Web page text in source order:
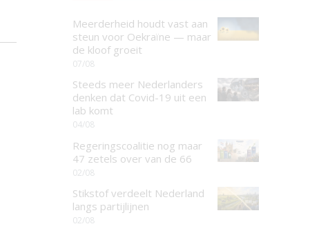
Meerderheid houdt vast aan
steun voor Oekraïne — maar
de kloof groeit
07/08
Steeds meer Nederlanders
denken dat Covid-19 uit een
lab komt
04/08
Regeringscoalitie nog maar
47 zetels over van de 66
02/08
Stikstof verdeelt Nederland
langs partijlijnen
02/08